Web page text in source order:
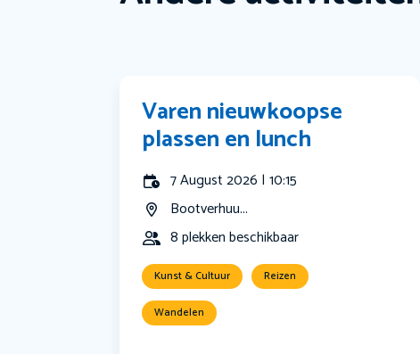
Varen nieuwkoopse
plassen en lunch
7 August 2026 | 10:15
Bootverhuu...
8 plekken beschikbaar
Kunst & Cultuur Reizen
Wandelen